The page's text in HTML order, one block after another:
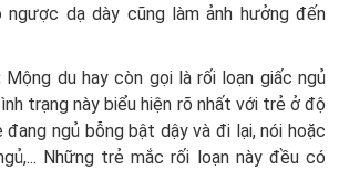
dạ dày cũng làm ảnh hưởng đến
Mộng du hay còn gọi là rối loạn giấc ngủ
trạng này biểu hiện rõ nhất với trẻ ở độ
ngủ bỗng bật dậy và đi lại, nói hoặc
Những trẻ mắc rối loạn này đều có